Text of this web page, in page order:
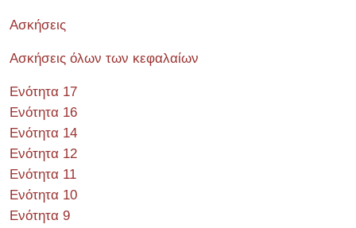
Ασκήσεις
Ασκήσεις όλων των κεφαλαίων
Ενότητα 17
Ενότητα 16
Ενότητα 14
Ενότητα 12
Ενότητα 11
Ενότητα 10
Ενότητα 9